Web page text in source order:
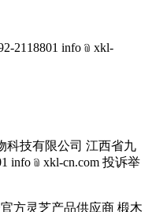
2118801 info﹫xkl-
科技有限公司 江西省九
info﹫xkl-cn.com 投诉举
方灵芝产品供应商 椴木